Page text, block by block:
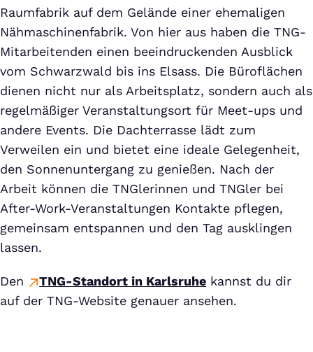
Raumfabrik auf dem Gelände einer ehemaligen
Nähmaschinenfabrik. Von hier aus haben die TNG-
Mitarbeitenden einen beeindruckenden Ausblick
vom Schwarzwald bis ins Elsass. Die Büroflächen
dienen nicht nur als Arbeitsplatz, sondern auch als
regelmäßiger Veranstaltungsort für Meet-ups und
andere Events. Die Dachterrasse lädt zum
Verweilen ein und bietet eine ideale Gelegenheit,
den Sonnenuntergang zu genießen. Nach der
Arbeit können die TNGlerinnen und TNGler bei
After-Work-Veranstaltungen Kontakte pflegen,
gemeinsam entspannen und den Tag ausklingen
lassen.
Den TNG-Standort in Karlsruhe kannst du dir
auf der TNG-Website genauer ansehen.